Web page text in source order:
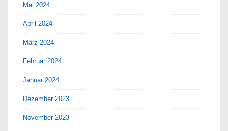
Mai 2024
April 2024
März 2024
Februar 2024
Januar 2024
Dezember 2023
November 2023